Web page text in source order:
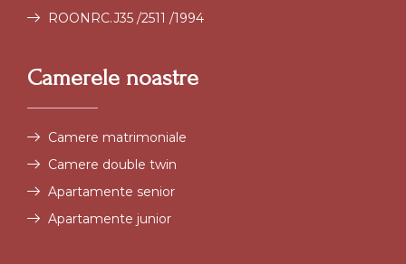
ROONRC.J35 /2511 /1994
Camerele noastre
Camere matrimoniale
Camere double twin
Apartamente senior
Apartamente junior